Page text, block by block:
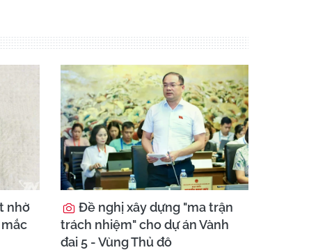
nhờ
Đề nghị xây dựng "ma trận
trách nhiệm" cho dự án Vành
đai 5 - Vùng Thủ đô